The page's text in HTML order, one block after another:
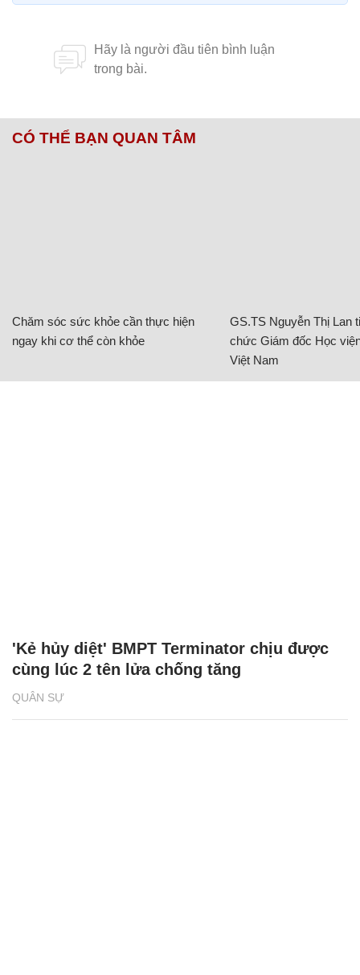
CÓ THỂ BẠN QUAN TÂM
Chăm sóc sức khỏe cần thực hiện
ngay khi cơ thể còn khỏe
GS.TS Nguyễn Thị Lan
chức Giám đốc Học
Việt Nam
QUÂN SỰ
'Kẻ hủy diệt' BMPT Terminator chịu được
cùng lúc 2 tên lửa chống tăng